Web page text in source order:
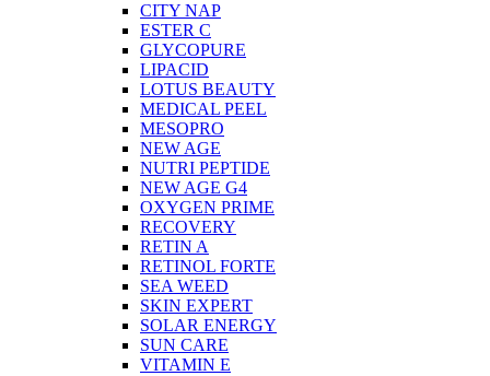
CITY NAP
ESTER C
GLYCOPURE
LIPACID
LOTUS BEAUTY
MEDICAL PEEL
MESOPRO
NEW AGE
NUTRI PEPTIDE
NEW AGE G4
OXYGEN PRIME
RECOVERY
RETIN A
RETINOL FORTE
SEA WEED
SKIN EXPERT
SOLAR ENERGY
SUN CARE
VITAMIN E